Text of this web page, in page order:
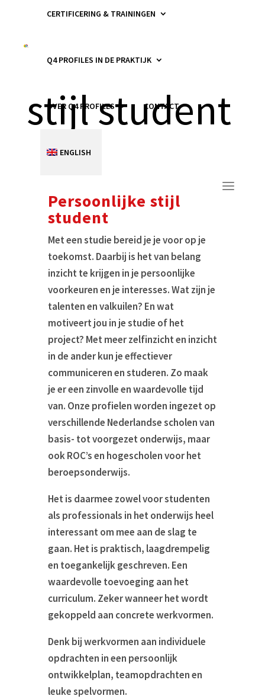
CERTIFICERING & TRAININGEN
Q4 PROFILES IN DE PRAKTIJK
OVER Q4 PROFILES CONTACT
ENGLISH
Persoonlijke
stijl student
Persoonlijke stijl
student
Met een studie bereid je je voor op je
toekomst. Daarbij is het van belang
inzicht te krijgen in je persoonlijke
voorkeuren en je interesses. Wat zijn je
talenten en valkuilen? En wat
motiveert jou in je studie of het
project? Met meer zelfinzicht en inzicht
in de ander kun je effectiever
communiceren en studeren. Zo maak
je er een zinvolle en waardevolle tijd
van. Onze profielen worden ingezet op
verschillende Nederlandse scholen van
basis- tot voorgezet onderwijs, maar
ook ROC’s en hogescholen voor het
beroepsonderwijs.
Het is daarmee zowel voor studenten
als professionals in het onderwijs heel
interessant om mee aan de slag te
gaan. Het is praktisch, laagdrempelig
en toegankelijk geschreven. Een
waardevolle toevoeging aan het
curriculum. Zeker wanneer het wordt
gekoppeld aan concrete werkvormen.
Denk bij werkvormen aan individuele
opdrachten in een persoonlijk
ontwikkelplan, teamopdrachten en
leuke spelvormen.